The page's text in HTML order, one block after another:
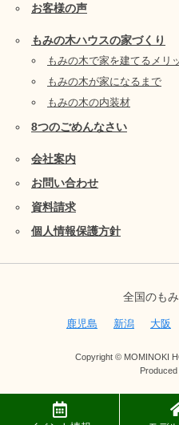
お客様の声
もみの木ハウスの家づくり
もみの木で家を建てるメリ
もみの木が家になるまで
もみの木の内装材
8つのごめんなさい
会社案内
お問い合わせ
資料請求
個人情報保護方針
全国のも
鹿児島 新潟 大阪
Copyright © MOMINOKI